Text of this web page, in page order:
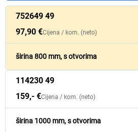
Br.
Cijena / kom.
Br.
Cijena / kom.
752649 49
97,90 €
114230 49
159,- €
752649 49
97,90 €Cijena / kom. (neto)
širina 800 mm, s otvorima
114230 49
159,- €Cijena / kom. (neto)
širina 1000 mm, s otvorima